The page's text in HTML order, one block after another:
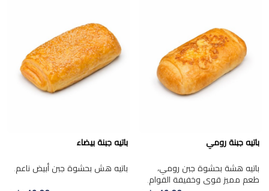
باتيه جبنة رومي
باتيه هشة بحشوة جبن رومي،
طعم مميز قوي وخفيفة القوام.
باتيه جبنة بيضاء
باتيه هش بحشوة جبن أبيض ناعم.